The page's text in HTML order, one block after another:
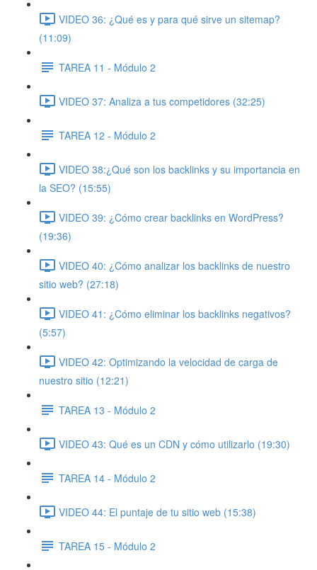
VIDEO 36: ¿Qué es y para qué sirve un sitemap?
(11:09)
TAREA 11 - Módulo 2
VIDEO 37: Analiza a tus competidores (32:25)
TAREA 12 - Módulo 2
VIDEO 38:¿Qué son los backlinks y su importancia en
la SEO? (15:55)
VIDEO 39: ¿Cómo crear backlinks en WordPress?
(19:36)
VIDEO 40: ¿Cómo analizar los backlinks de nuestro
sitio web? (27:18)
VIDEO 41: ¿Cómo eliminar los backlinks negativos?
(5:57)
VIDEO 42: Optimizando la velocidad de carga de
nuestro sitio (12:21)
TAREA 13 - Módulo 2
VIDEO 43: Qué es un CDN y cómo utilizarlo (19:30)
TAREA 14 - Módulo 2
VIDEO 44: El puntaje de tu sitio web (15:38)
TAREA 15 - Módulo 2